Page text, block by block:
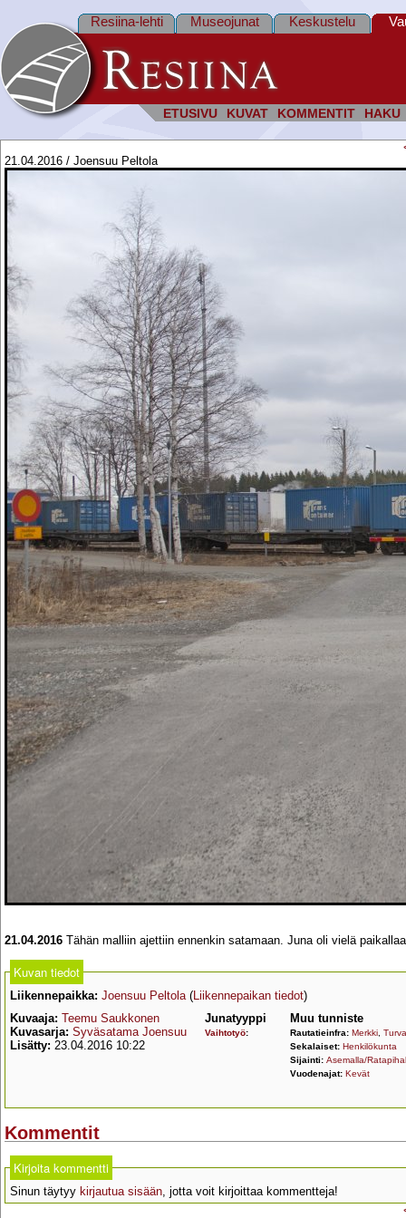
ETUSIVU KUVAT KOMMENTIT HAKU
Resiina-lehti Museojunat Keskustelu
21.04.2016 / Joensuu Peltola
21.04.2016 Tähän malliin ajettiin ennenkin satamaan. Juna oli vielä
Kuvan tiedot
Liikennepaikka: Joensuu Peltola(Liikennepaikan tiedot)
Kuvaaja: Teemu Saukkonen
Kuvasarja: Syväsatama Joensuu
Lisätty: 23.04.2016 10:22
Junatyyppi
Vaihtotyö:
Muu tunniste
Rautatieinfra: Merkki
Sekalaiset: Henkilökunta
Sijainti: Asemalla/
Vuodenajat: Kevät
Kommentit
Kirjoita kommentti
Sinun täytyy kirjautua sisään, jotta voit kirjoittaa kommentteja!